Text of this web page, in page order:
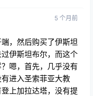
5 个月前
，然后购买了伊斯坦
伊斯坦布尔，而这个
嗯，首先，几乎没有
进入圣索菲亚大教
上加拉达塔，没有提